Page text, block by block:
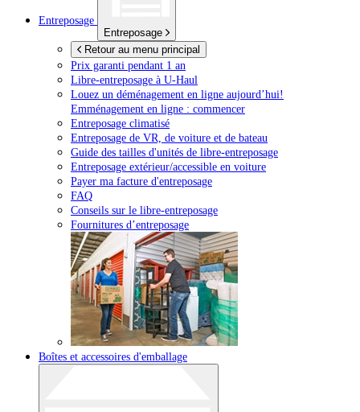
Entreposage
Entreposage
Retour au menu principal
Prix garanti pendant 1 an
Libre-entreposage à U-Haul
Louez un déménagement en ligne aujourd’hui!
Emménagement en ligne : commencer
Entreposage climatisé
Entreposage de VR, de voiture et de bateau
Guide des tailles d'unités de libre-entreposage
Entreposage extérieur/accessible en voiture
Payer ma facture d'entreposage
FAQ
Conseils sur le libre-entreposage
Fournitures d’entreposage
Boîtes et accessoires d'emballage